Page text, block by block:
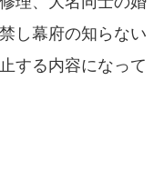
し幕府の知らない
する内容になって